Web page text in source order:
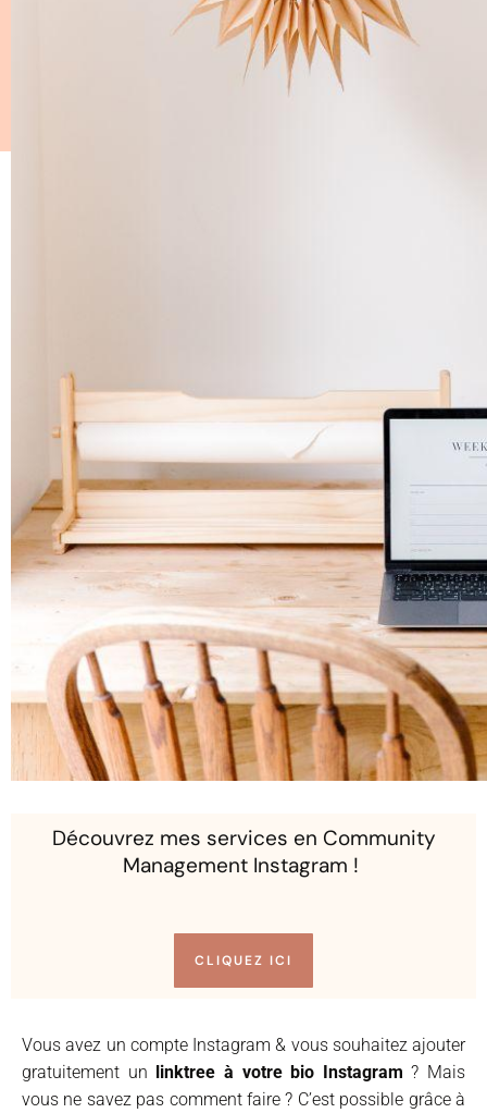
Découvrez mes services en Community
Management Instagram !
CLIQUEZ ICI
Vous avez un compte Instagram & vous souhaitez ajouter
gratuitement un linktree à votre bio Instagram ? Mais
vous ne savez pas comment faire ? C’est possible grâce à